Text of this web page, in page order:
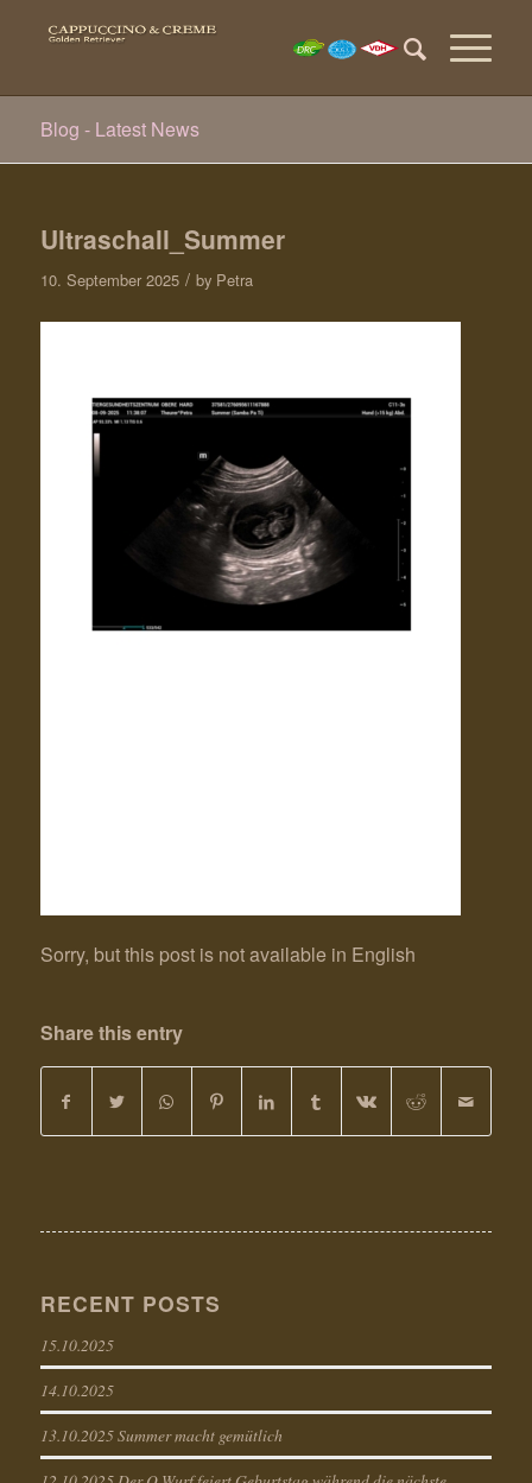
Blog - Latest News
Ultraschall_Summer
10. September 2025 / by Petra
Sorry, but this post is not available in English
Share this entry
RECENT POSTS
15.10.2025
14.10.2025
13.10.2025 Summer macht gemütlich